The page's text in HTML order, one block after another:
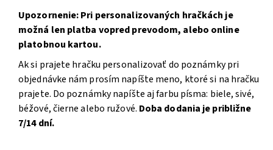
Upozornenie: Pri personalizovaných hračkách je
možná len platba vopred prevodom, alebo online
platobnou kartou.
Ak si prajete hračku personalizovať do poznámky pri
objednávke nám prosím napíšte meno, ktoré si na hračku
prajete. Do poznámky napíšte aj farbu písma: biele, sivé,
béžové, čierne alebo ružové. Doba dodania je približne
7/14 dní.